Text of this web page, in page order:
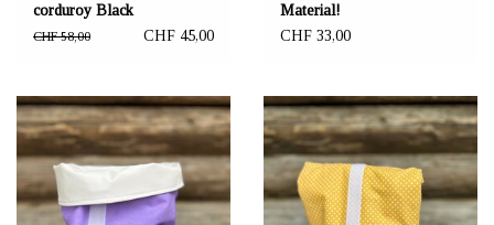
corduroy Black
CHF 58,00 CHF 45,00
Material!
CHF 33,00